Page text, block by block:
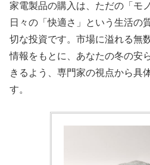
家電製品の購入は、ただの「モ
日々の「快適さ」という生活の
切な投資です。市場に溢れる無
情報をもとに、あなたの冬の安
きるよう、専門家の視点から具
す。